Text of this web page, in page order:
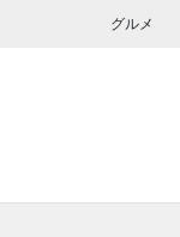
グルメ